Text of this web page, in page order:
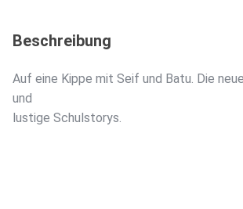
Beschreibung
Auf eine Kippe mit Seif und Batu. Die
und
lustige Schulstorys.